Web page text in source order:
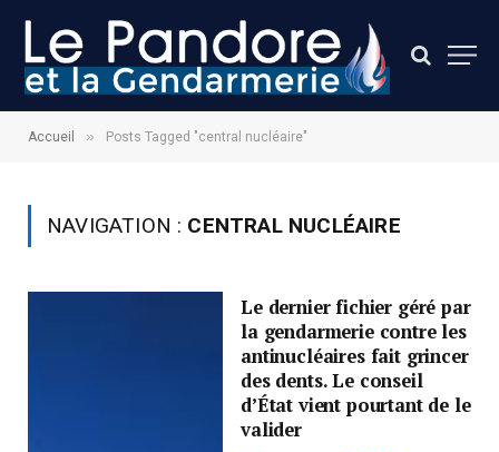
Accueil » Posts Tagged "central nucléaire"
NAVIGATION : CENTRAL NUCLÉAIRE
Le dernier fichier géré par
la gendarmerie contre les
antinucléaires fait grincer
des dents. Le conseil
d’État vient pourtant de le
valider